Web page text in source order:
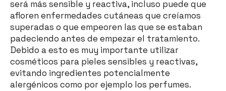
será más sensible y reactiva, incluso puede que
afloren enfermedades cutáneas que creíamos
superadas o que empeoren las que se estaban
padeciendo antes de empezar el tratamiento.
Debido a esto es muy importante utilizar
cosméticos para pieles sensibles y reactivas,
evitando ingredientes potencialmente
alergénicos como por ejemplo los perfumes.